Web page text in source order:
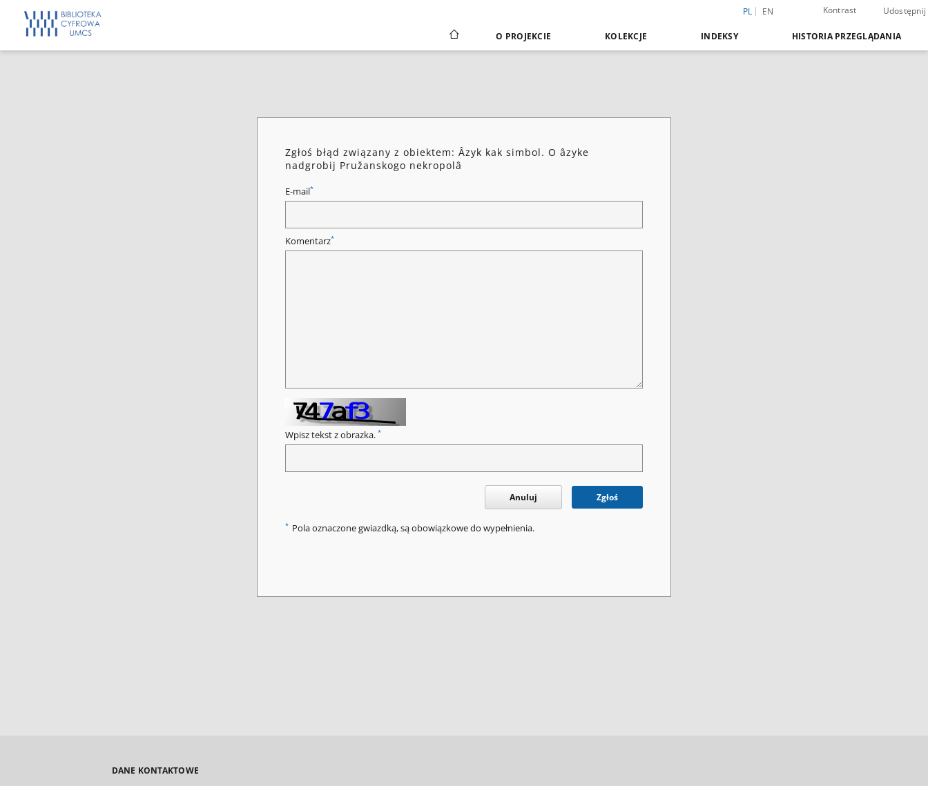
PL EN Kontrast Udostępnij
O PROJEKCIE KOLEKCJE INDEKSY HISTORIA PRZEGLĄDANIA
Zgłoś błąd związany z obiektem: Âzyk kak simbol. O âzyke
nadgrobij Pružanskogo nekropolâ
E-mail*
Komentarz*
Wpisz tekst z obrazka. *
Anuluj Zgłoś
* Pola oznaczone gwiazdką, są obowiązkowe do wypełnienia.
DANE KONTAKTOWE